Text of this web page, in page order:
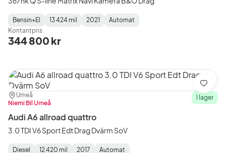
Fuel
Type:
Bensin+El
Mätarställning:
13 424 mil
Model
Year:
2021
Gearbox
Type:
Automat
Kontantpris
344 800 kr
Plats:
Umeå
Återförsäljare:
Niemi Bil Umeå
I lager
Audi A6 allroad quattro
3.0 TDI V6 Sport Edt Drag Dvärm SoV
Diesel 12 420 mil 2017
Automat
Spara